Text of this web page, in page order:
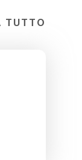
TUTTO